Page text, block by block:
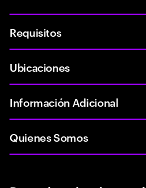
Requisitos
Ubicaciones
Información Adicional
Quienes Somos